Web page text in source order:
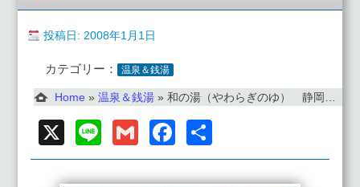
投稿日: 2008年1月1日
カテゴリー： 温泉＆銭湯
Home » 温泉＆銭湯 » 和の湯（やわらぎのゆ） 静岡県袋井市 温泉 #007
X Line GmailFacebook
有